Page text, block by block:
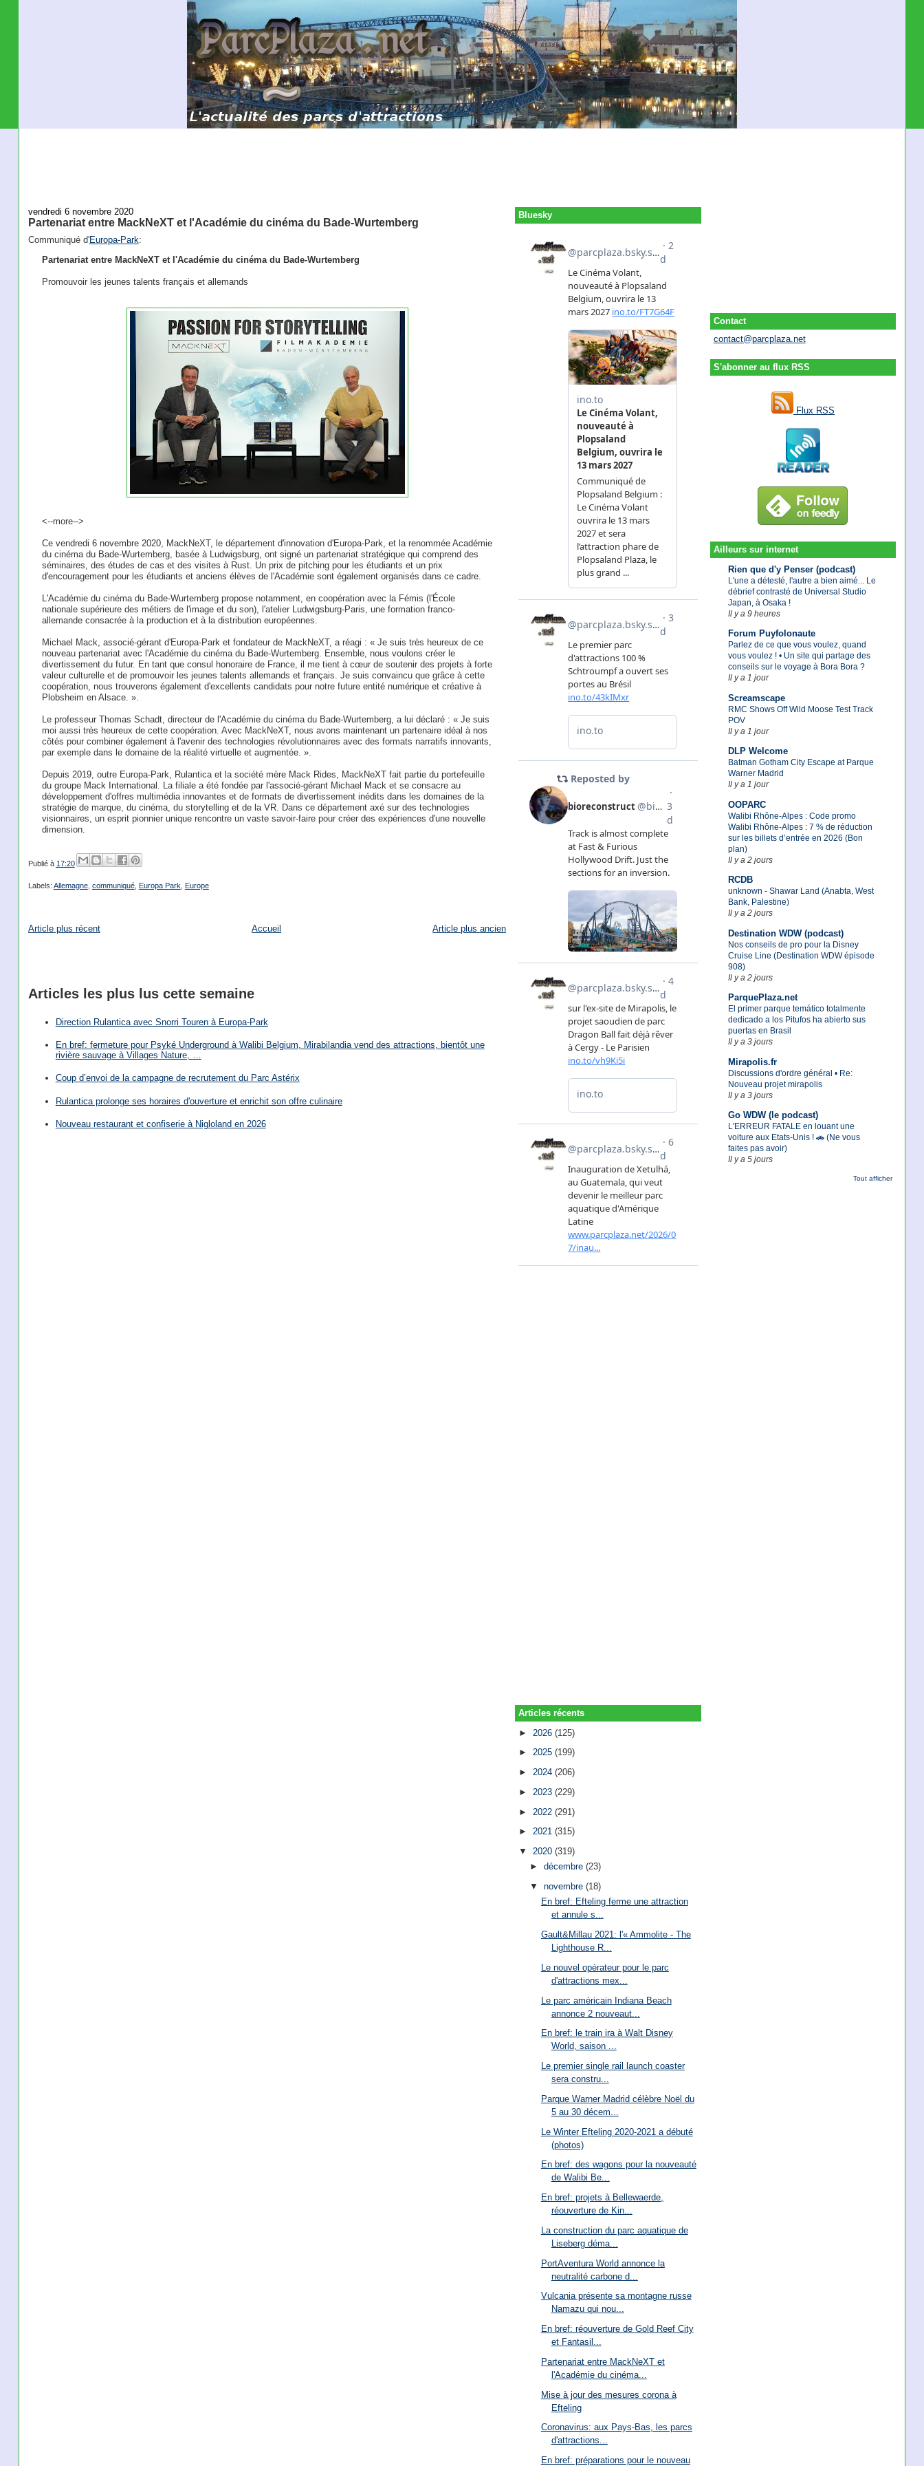
Contact
contact@parcplaza.net
S'abonner au flux RSS
Flux RSS
Ailleurs sur internet
Rien que d'y Penser (podcast)
L'une a détesté, l'autre a bien aimé... Le
débrief contrasté de Universal Studio
Japan, à Osaka !
Il y a 9 heures
Forum Puyfolonaute
Parlez de ce que vous voulez, quand
vous voulez ! • Un site qui partage des
conseils sur le voyage à Bora Bora ?
Il y a 1 jour
Screamscape
RMC Shows Off Wild Moose Test Track
POV
Il y a 1 jour
DLP Welcome
Batman Gotham City Escape at Parque
Warner Madrid
Il y a 1 jour
OOPARC
Walibi Rhône-Alpes : Code promo
Walibi Rhône-Alpes : 7 % de réduction
sur les billets d’entrée en 2026 (Bon
plan)
Il y a 2 jours
RCDB
unknown - Shawar Land (Anabta, West
Bank, Palestine)
Il y a 2 jours
Destination WDW (podcast)
Nos conseils de pro pour la Disney
Cruise Line (Destination WDW épisode
908)
Il y a 2 jours
ParquePlaza.net
El primer parque temático totalmente
dedicado a los Pitufos ha abierto sus
puertas en Brasil
Il y a 3 jours
Mirapolis.fr
Discussions d'ordre général • Re:
Nouveau projet mirapolis
Il y a 3 jours
Go WDW (le podcast)
L'ERREUR FATALE en louant une
voiture aux Etats-Unis ! 🚗 (Ne vous
faites pas avoir)
Il y a 5 jours
Tout afficher
vendredi 6 novembre 2020
Partenariat entre MackNeXT et l'Académie du cinéma du Bade-Wurtemberg
Communiqué d'Europa-Park:
Partenariat entre MackNeXT et l'Académie du cinéma du Bade-Wurtemberg
Promouvoir les jeunes talents français et allemands
<--more-->
Ce vendredi 6 novembre 2020, MackNeXT, le département d'innovation d'Europa-Park, et la renommée Académie
du cinéma du Bade-Wurtemberg, basée à Ludwigsburg, ont signé un partenariat stratégique qui comprend des
séminaires, des études de cas et des visites à Rust. Un prix de pitching pour les étudiants et un prix
d'encouragement pour les étudiants et anciens élèves de l'Académie sont également organisés dans ce cadre.
L'Académie du cinéma du Bade-Wurtemberg propose notamment, en coopération avec la Fémis (l'École
nationale supérieure des métiers de l'image et du son), l'atelier Ludwigsburg-Paris, une formation franco-
allemande consacrée à la production et à la distribution européennes.
Michael Mack, associé-gérant d'Europa-Park et fondateur de MackNeXT, a réagi : « Je suis très heureux de ce
nouveau partenariat avec l'Académie du cinéma du Bade-Wurtemberg. Ensemble, nous voulons créer le
divertissement du futur. En tant que consul honoraire de France, il me tient à cœur de soutenir des projets à forte
valeur culturelle et de promouvoir les jeunes talents allemands et français. Je suis convaincu que grâce à cette
coopération, nous trouverons également d'excellents candidats pour notre future entité numérique et créative à
Plobsheim en Alsace. ».
Le professeur Thomas Schadt, directeur de l'Académie du cinéma du Bade-Wurtemberg, a lui déclaré : « Je suis
moi aussi très heureux de cette coopération. Avec MackNeXT, nous avons maintenant un partenaire idéal à nos
côtés pour combiner également à l'avenir des technologies révolutionnaires avec des formats narratifs innovants,
par exemple dans le domaine de la réalité virtuelle et augmentée. ».
Depuis 2019, outre Europa-Park, Rulantica et la société mère Mack Rides, MackNeXT fait partie du portefeuille
du groupe Mack International. La filiale a été fondée par l'associé-gérant Michael Mack et se consacre au
développement d'offres multimédia innovantes et de formats de divertissement inédits dans les domaines de la
stratégie de marque, du cinéma, du storytelling et de la VR. Dans ce département axé sur des technologies
visionnaires, un esprit pionnier unique rencontre un vaste savoir-faire pour créer des expériences d'une nouvelle
dimension.
Publié à 17:20
Labels: Allemagne, communiqué, Europa Park, Europe
Article plus récent Article plus ancien
Accueil
Articles les plus lus cette semaine
Direction Rulantica avec Snorri Touren à Europa-Park
En bref: fermeture pour Psyké Underground à Walibi Belgium, Mirabilandia vend des attractions, bientôt une
rivière sauvage à Villages Nature, …
Coup d’envoi de la campagne de recrutement du Parc Astérix
Rulantica prolonge ses horaires d'ouverture et enrichit son offre culinaire
Nouveau restaurant et confiserie à Nigloland en 2026
Bluesky
Articles récents
► 2026(125)
►2025(199)
►2024(206)
► 2023(229)
► 2022(291)
►2021(315)
▼2020(319)
► décembre (23)
▼ novembre (18)
En bref: Efteling ferme une attraction
et annule s...
Gault&Millau 2021: l'« Ammolite - The
Lighthouse R...
Le nouvel opérateur pour le parc
d'attractions mex...
Le parc américain Indiana Beach
annonce 2 nouveaut...
En bref: le train ira à Walt Disney
World, saison ...
Le premier single rail launch coaster
sera constru...
Parque Warner Madrid célèbre Noël du
5 au 30 décem...
Le Winter Efteling 2020-2021 a débuté
(photos)
En bref: des wagons pour la nouveauté
de Walibi Be...
En bref: projets à Bellewaerde,
réouverture de Kin...
La construction du parc aquatique de
Liseberg déma...
PortAventura World annonce la
neutralité carbone d...
Vulcania présente sa montagne russe
Namazu qui nou...
En bref: réouverture de Gold Reef City
et Fantasil...
Partenariat entre MackNeXT et
l'Académie du cinéma...
Mise à jour des mesures corona à
Efteling
Coronavirus: aux Pays-Bas, les parcs
d'attractions...
En bref: préparations pour le nouveau